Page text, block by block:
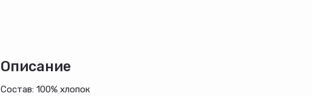
Описание
Состав: 100% хлопок